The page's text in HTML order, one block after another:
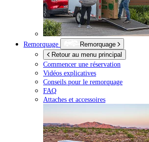
Remorquage
Remorquage
Retour au menu principal
Commencer une réservation
Vidéos explicatives
Conseils pour le remorquage
FAQ
Attaches et accessoires